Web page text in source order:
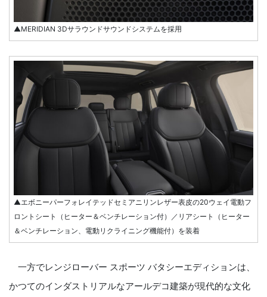
▲MERIDIAN 3Dサラウンドサウンドシステムを採用
▲エボニーパーフォレイテッドセミアニリンレザー表皮の20ウェイ電動フ
ロントシート（ヒーター＆ベンチレーション付）／リアシート（ヒーター
＆ベンチレーション、電動リクライニング機能付）を装着
一方でレンジローバー スポーツ バタシーエディションは、
かつてのインダストリアルなアールデコ建築が現代的な文化